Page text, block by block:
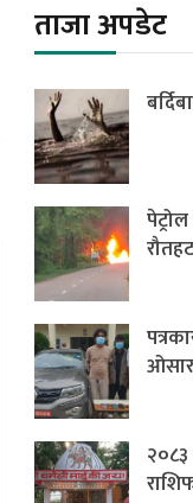
ताजा अपडेट